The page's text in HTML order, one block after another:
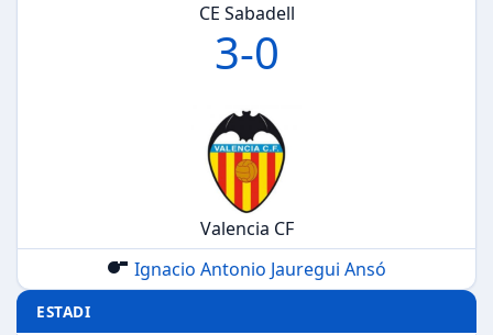
CE Sabadell
3-0
Valencia CF
Ignacio Antonio Jauregui Ansó
ESTADI